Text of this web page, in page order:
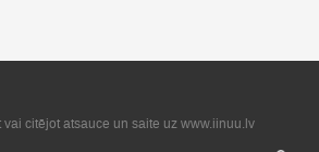
citējot atsauce un saite uz www.iinuu.lv